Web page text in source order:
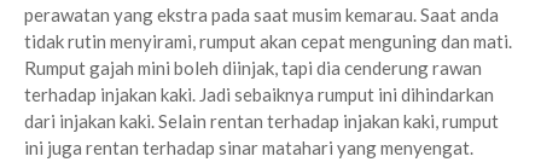
perawatan yang ekstra pada saat musim kemarau. Saat anda
tidak rutin menyirami, rumput akan cepat menguning dan mati.
Rumput gajah mini boleh diinjak, tapi dia cenderung rawan
terhadap injakan kaki. Jadi sebaiknya rumput ini dihindarkan
dari injakan kaki. Selain rentan terhadap injakan kaki, rumput
ini juga rentan terhadap sinar matahari yang menyengat.